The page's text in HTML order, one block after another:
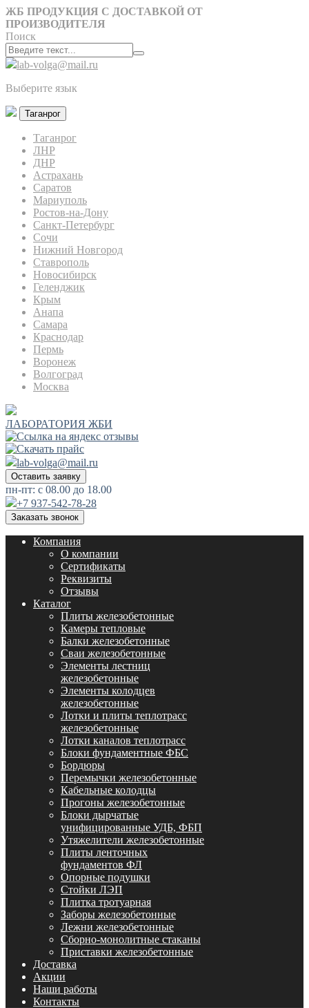
ЖБ ПРОДУКЦИЯ С ДОСТАВКОЙ ОТ
ПРОИЗВОДИТЕЛЯ
Поиск
lab-volga@mail.ru
Выберите язык
Таганрог
Таганрог
ЛНР
ДНР
Астрахань
Саратов
Мариуполь
Ростов-на-Дону
Санкт-Петербург
Сочи
Нижний Новгород
Ставрополь
Новосибирск
Геленджик
Крым
Анапа
Самара
Краснодар
Пермь
Воронеж
Волгоград
Москва
ЛАБОРАТОРИЯ ЖБИ
lab-volga@mail.ru
Оставить заявку
пн-пт: с 08.00 до 18.00
+7 937-542-78-28
Заказать звонок
Компания
О компании
Сертификаты
Реквизиты
Отзывы
Каталог
Плиты железобетонные
Камеры тепловые
Балки железобетонные
Сваи железобетонные
Элементы лестниц
железобетонные
Элементы колодцев
железобетонные
Лотки и плиты теплотрасс
железобетонные
Лотки каналов теплотрасс
Блоки фундаментные ФБС
Бордюры
Перемычки железобетонные
Кабельные колодцы
Прогоны железобетонные
Блоки дырчатые
унифицированные УДБ, ФБП
Утяжелители железобетонные
Плиты ленточных
фундаментов ФЛ
Опорные подушки
Стойки ЛЭП
Плитка тротуарная
Заборы железобетонные
Лежни железобетонные
Сборно-монолитные стаканы
Приставки железобетонные
Доставка
Акции
Наши работы
Контакты